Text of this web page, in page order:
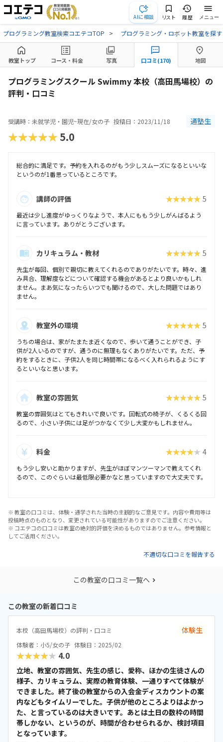
AIに相談 リスト 履歴 メニュー
プログラミング教室検索コエテコTOP プログラミング・ロボット教室を探す
教室トップ コース・料金 写真 口コミ(170) 地図
プログラミングスクール Swimmy 本校（高田馬場校）の
評判・口コミ
受講時：未就学児・園児~現在/女の子 投稿日：2023/11/18 通塾生
★★★★★5.0
総合的に満足です。予約を入れるのがもう少しスムーズになるといいな
というのが1番思っているところです。
講師の評価 ★★★★★ 5
最近は少し進度がゆっくりなようで、本人にももう少しがんばるよう
に言っています。ありがとうございます。
カリキュラム・教材 ★★★★★ 5
先生が毎回、個別で親切に教えてくれるのでありがたいです。時々、進
み具合、理解度などについて確認する機会があるとより良いかもしれ
ません。まあ気になったらいつでも聞けるので、大した問題ではあり
ません。
教室外の環境 ★★★★★ 5
うちの場合は、家がたまたま近くなので、歩いて通うことができ、子
供が2人いるのですが、通うのに無理もなくありがたいです。ただ、予
約をするときに、子供2人を同じ時間帯になるべく入れられるようにす
るといいなと思います。
教室の雰囲気 ★★★★★ 5
教室の雰囲気はとてもきれいで良いです。回転式の椅子が、くるくる回
るので、小さい子供には足がつかなくて少し大変かもしれません。
料金 ★★★★★ 4
もう少し安いと助かりますが、先生がほぼマンツーマンで教えてくれ
るので、このぐらいは最低限必要かなと思っていますので大丈夫です。
※ 教室の口コミは、体験・通学された当時の主観的なご意見です。内容や費用等は
投稿時点のものとなり、変更されている可能性がありますのでご注意ください。
※ コエテコの口コミは教室の絶対的評価を決めるものではありません。参考情報と
してご活用ください。
不適切な口コミを報告する
この教室の口コミ一覧へ
この教室の新着口コミ
本校（高田馬場校）の評判・口コミ 体験生
体験者：小5/女の子 体験日：2025/02
★★★★★ 4.0
立地、教室の雰囲気、先生の感じ、愛称、ほかの生徒さんの
様子、カリキュラム、実際の教育体験、一通りすべて体験が
できました。終了後の教室からの入会金ディスカウントの案
内などもタイムリーでした。子供が他のところよりはよかっ
た、と言っているのは大きいです。あとは土日の数枠の時間
帯しかない、というのが、時間が合わせられるか、検討項目
となっています。